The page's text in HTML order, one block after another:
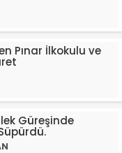
Pınar İlkokulu ve
Güreşinde